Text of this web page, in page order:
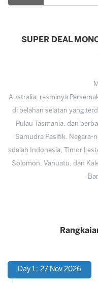
SUPER DEAL
Australia, resminya
di belahan selatan yang
Pulau Tasmania, dan
Samudra Pasifik. Negara-
adalah Indonesia, Timor
Solomon, Vanuatu, dan
Day 1 : 27 Nov 2026